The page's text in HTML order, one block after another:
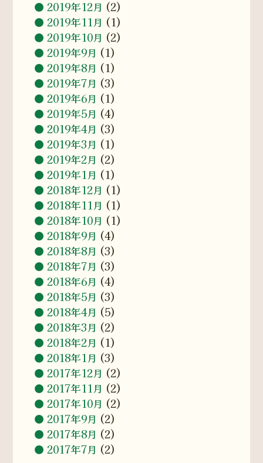
2019年12月 (2)
2019年11月 (1)
2019年10月 (2)
2019年9月 (1)
2019年8月 (1)
2019年7月 (3)
2019年6月 (1)
2019年5月 (4)
2019年4月 (3)
2019年3月 (1)
2019年2月 (2)
2019年1月 (1)
2018年12月 (1)
2018年11月 (1)
2018年10月 (1)
2018年9月 (4)
2018年8月 (3)
2018年7月 (3)
2018年6月 (4)
2018年5月 (3)
2018年4月 (5)
2018年3月 (2)
2018年2月 (1)
2018年1月 (3)
2017年12月 (2)
2017年11月 (2)
2017年10月 (2)
2017年9月 (2)
2017年8月 (2)
2017年7月 (2)